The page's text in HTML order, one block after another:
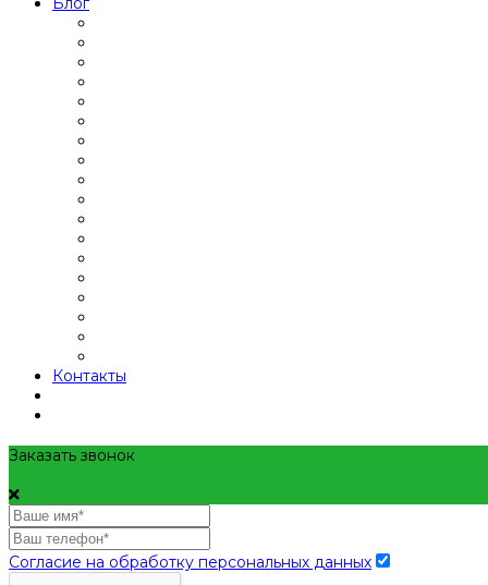
Контакты
Заказать звонок
Согласие на обработку персональных данных